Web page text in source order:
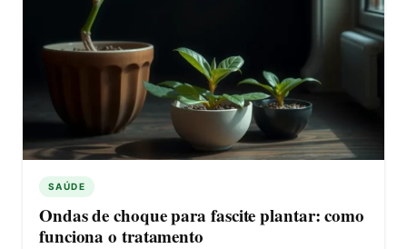
SAÚDE
Ondas de choque para fascite plantar: como
funciona o tratamento